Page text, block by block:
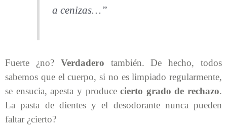
a cenizas…”
Fuerte ¿no? Verdadero también. De hecho, todos
sabemos que el cuerpo, si no es limpiado regularmente,
se ensucia, apesta y producecierto grado de rechazo.
La pasta de dientes y el desodorante nunca pueden
faltar ¿cierto?